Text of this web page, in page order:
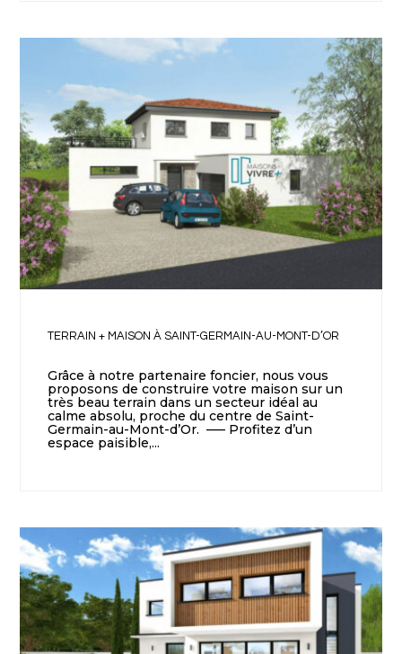
TERRAIN + MAISON À SAINT-GERMAIN-AU-MONT-D’OR
Grâce à notre partenaire foncier, nous vous
proposons de construire votre maison sur un
très beau terrain dans un secteur idéal au
calme absolu, proche du centre de Saint-
Germain-au-Mont-d’Or. —– Profitez d’un
espace paisible,...